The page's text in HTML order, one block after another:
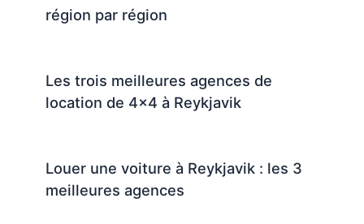
région par région
Les trois meilleures agences de
location de 4×4 à Reykjavik
Louer une voiture à Reykjavik : les 3
meilleures agences